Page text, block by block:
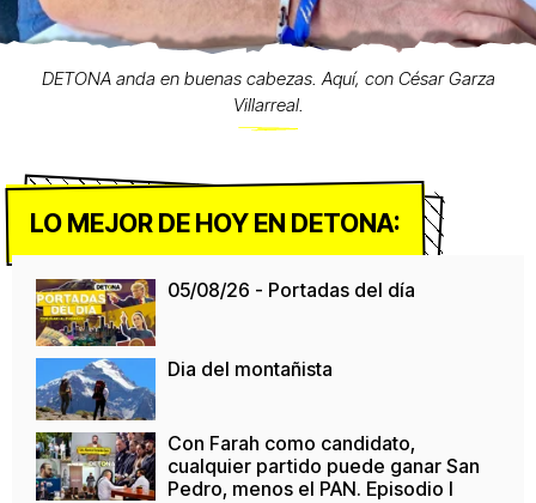
DETONA anda en buenas cabezas. Aquí, con César Garza
Villarreal.
LO MEJOR DE HOY EN DETONA:
05/08/26 - Portadas del día
Dia del montañista
Con Farah como candidato,
cualquier partido puede ganar San
Pedro, menos el PAN. Episodio I